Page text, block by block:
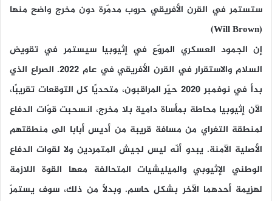
ستستمر في القرن الأفريقي حروب مدمّرة دون مخرج واضح منها
(Will Brown)
إن الجمود العسكري المروّع في إثيوبيا سيستمر في تقويض
السلام والاستقرار في القرن الأفريقي في عام 2022. الصراع الذي
بدأ في نوفمبر 2020 حيّر المراقبون، متحديًا كل التوقعات تقريبًا،
الآن إثيوبيا محاطة بمأساة دامية بلا مخرج، انسحبت قوّات الدفاع
لمنطقة التغراي من مسافة قريبة من أديس أبابا الى منطقتهم
الأصلية الآمنة. يبدو أنّه ليس لجيش المتمردين ولا لقوات الدفاع
الوطني الإثيوبي والميليشيات المتحالفة معها القوة اللازمة
لهزيمة أحدهما الآخر بشكل حاسم. وبدلاً من ذلك، سوف يستمرّ